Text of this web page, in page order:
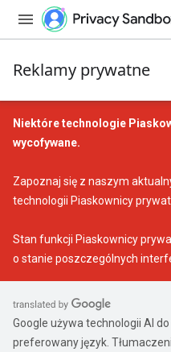
Reklamy prywatne
Niektóre technologie
wycofywane.
Zapoznaj się z naszym
technologii Piaskownicy
Stan funkcji Piaskownicy
o stanie poszczególnych
Google używa technologii AI
preferowany język.